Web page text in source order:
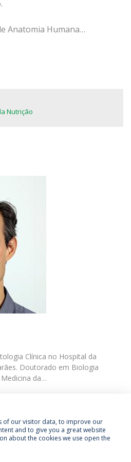
Anatomia Humana
Nutrição
Clínica no Hospital da
Doutorado em Biologia
da…
Termos & Condições
of our visitor data, to improve our
and to give you a great website
about the cookies we use open the